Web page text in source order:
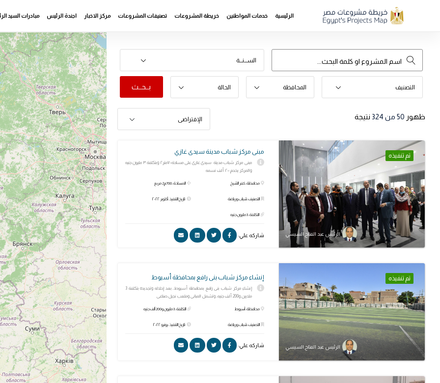
الرئيسية خدمات المواطنين خريطة المشروعات تصنيفات المشروعات مركز الاخبار اجندة الرئيس مبادرات السيد
الســـنـــة
التصنيف المحافظة الحالة بــحــث
الإفتراضى ظهور 50 من 324 نتيجة
تم تنفيذه
الرئيس عبد الفتاح السيسي
مبنى مركز شباب مدينة سيدى غازي
مبنى مركز شباب مدينة سيدى غازى على مساحة٧٠٠متر٢ وبتكلفة ٣ مليون جنيه
والمركز يخدم ٢٠٠ ألف نسمه
محافظة: كفر الشيخ
التصنيف: شباب ورياضة
التكلفة: 3 مليون جنيه
المساحة: 700م2 مربع
تاريخ التنفيذ: أكتوبر ٢٠٢٢
شاركه علي:
تم تنفيذه
الرئيس عبد الفتاح السيسي
إنشاء مركز شباب بنى رافع بمحافظة أسيوط
إنشاء مركز شباب بنى رافع بمحافظة أسيوط، بعد إحلاله وتجديده بتكلفة 3
ملايين و200 ألف جنيه، وتشمل المبانى وملعب نجيل صناعى
محافظة: أسيوط
التصنيف: شباب ورياضة
التكلفة: 3 مليون و200 ألف جنيه
تاريخ التنفيذ: يونيو ٢٠٢٢
شاركه علي: